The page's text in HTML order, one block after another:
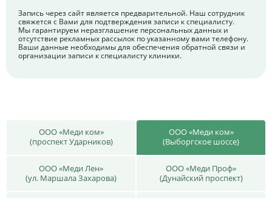
Запись через сайт является предварительной. Наш сотрудник
свяжется с Вами для подтверждения записи к специалисту.
Мы гарантируем неразглашение персональных данных и
отсутствие рекламных рассылок по указанному вами телефону.
Ваши данные необходимы для обеспечения обратной связи и
организации записи к специалисту клиники.
ООО «Меди ком»
(проспект Ударников)
ООО «Меди ком»
(Выборгское шоссе)
ООО «Меди Лен»
(ул. Маршала Захарова)
ООО «Меди Проф»
(Дунайский проспект)